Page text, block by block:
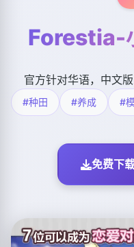
Forestia-
官方针对华语，中文
#种田 #养成 #
免费下